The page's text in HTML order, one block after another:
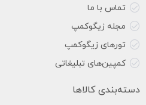
تماس با ما
مجله زیگوکمپ
تورهای زیگوکمپ
کمپین‌های تبلیغاتی
دسته‌بندی کالاها